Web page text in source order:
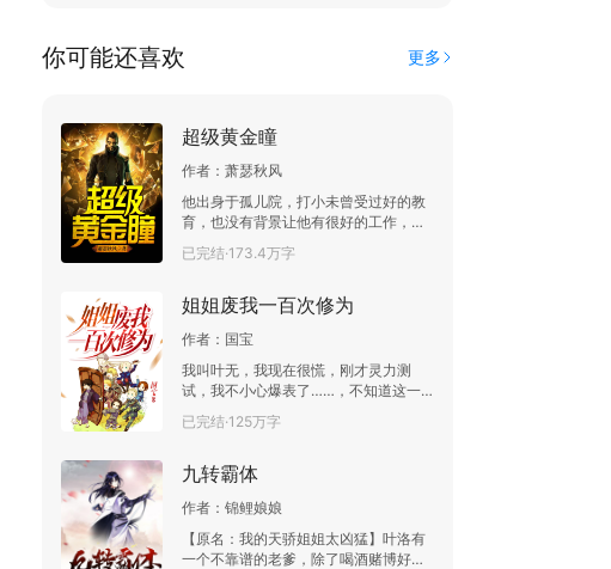
你可能还喜欢 更多
超级黄金瞳
作者： 萧瑟秋风
他出身于孤儿院，打小未曾受过好的教
育，也没有背景让他有很好的工作，如
果不出意外，他这一生终将会平平淡
淡，庸碌平凡。但这一天，他被一块从
开挂人生！
已完结·173.4万字
姐姐废我一百次修为
作者： 国宝
我叫叶无，我现在很慌，刚才灵力测
试，我不小心爆表了……，不知道这一
次是大姐亲自动手，还是五姐来……最
好不要是三姐，她废修为的方式，太粗
漂亮，还是灵石不够花？谁让你去修炼
没有叶无！”
已完结·125万字
九转霸体
作者： 锦鲤娘娘
【原名：我的天骄姐姐太凶猛】叶洛有
一个不靠谱的老爹，除了喝酒赌博好